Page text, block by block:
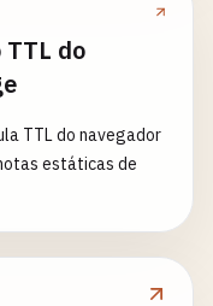
0-9. 0 baixo, 1-2
e corrigir
2023
sobretudo à
Não é conselho
do
TTL do navegador
estáticas de